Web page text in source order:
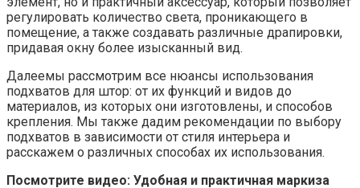
регулировать количество света, проникающего в
помещение, а также создавать различные драпировки,
придавая окну более изысканный вид.
Далеемы рассмотрим все нюансы использования
подхватов для штор: от их функций и видов до
материалов, из которых они изготовлены, и способов
крепления. Мы также дадим рекомендации по выбору
подхватов в зависимости от стиля интерьера и
расскажем о различных способах их использования.
Посмотрите видео: Удобная и практичная маркиза